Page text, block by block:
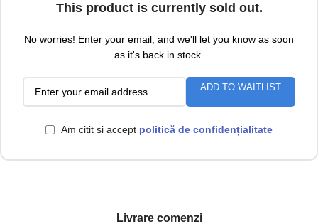
This product is currently sold out.
No worries! Enter your email, and we'll let you know as soon
as it's back in stock.
ADD TO WAITLIST
Am citit și accept politică de confidențialitate
Livrare comenzi